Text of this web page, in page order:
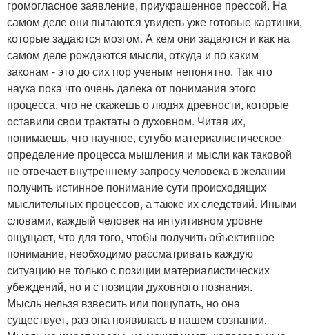
громогласное заявление, приукрашенное прессой. На
самом деле они пытаются увидеть уже готовые картинки,
которые задаются мозгом. А кем они задаются и как на
самом деле рождаются мысли, откуда и по каким
законам - это до сих пор ученым непонятно. Так что
наука пока что очень далека от понимания этого
процесса, что не скажешь о людях древности, которые
оставили свои трактаты о духовном. Читая их,
понимаешь, что научное, сугубо материалистическое
определение процесса мышления и мысли как таковой
не отвечает внутреннему запросу человека в желании
получить истинное понимание сути происходящих
мыслительных процессов, а также их следствий. Иными
словами, каждый человек на интуитивном уровне
ощущает, что для того, чтобы получить объективное
понимание, необходимо рассматривать каждую
ситуацию не только с позиции материалистических
убеждений, но и с позиции духовного познания.
Мысль нельзя взвесить или пощупать, но она
существует, раз она появилась в нашем сознании.